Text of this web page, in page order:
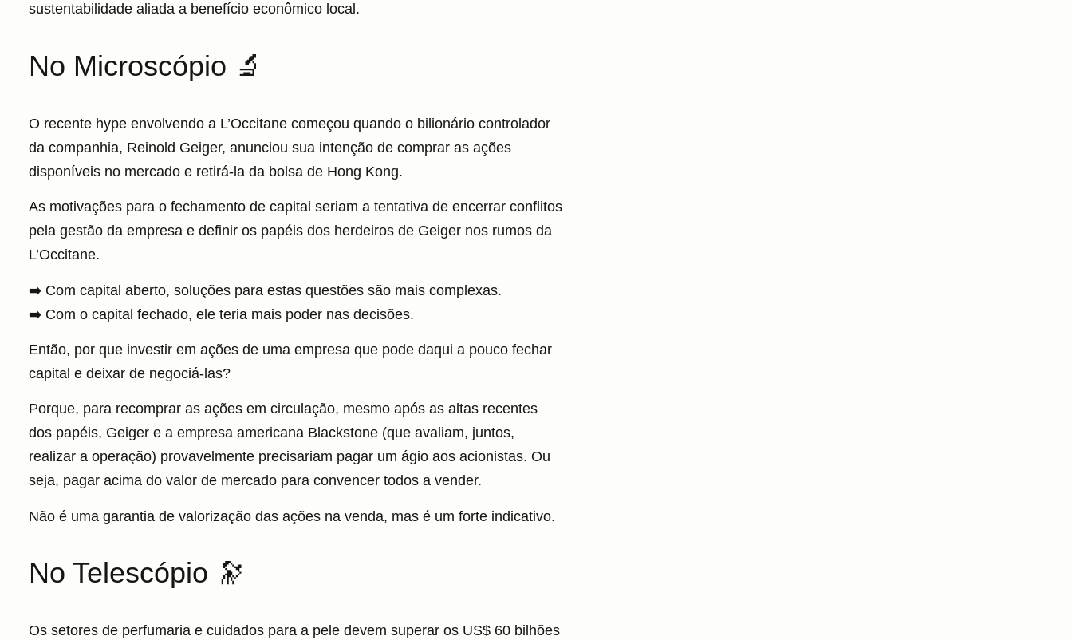
sustentabilidade aliada a benefício econômico local.
No Microscópio 🔬
O recente hype envolvendo a L’Occitane começou quando o bilionário controlador
da companhia, Reinold Geiger, anunciou sua intenção de comprar as ações
disponíveis no mercado e retirá-la da bolsa de Hong Kong.
As motivações para o fechamento de capital seriam a tentativa de encerrar conflitos
pela gestão da empresa e definir os papéis dos herdeiros de Geiger nos rumos da
L’Occitane.
➡️ Com capital aberto, soluções para estas questões são mais complexas.
➡️ Com o capital fechado, ele teria mais poder nas decisões.
Então, por que investir em ações de uma empresa que pode daqui a pouco fechar
capital e deixar de negociá-las?
Porque, para recomprar as ações em circulação, mesmo após as altas recentes
dos papéis, Geiger e a empresa americana Blackstone (que avaliam, juntos,
realizar a operação) provavelmente precisariam pagar um ágio aos acionistas. Ou
seja, pagar acima do valor de mercado para convencer todos a vender.
Não é uma garantia de valorização das ações na venda, mas é um forte indicativo.
No Telescópio 🔭
Os setores de perfumaria e cuidados para a pele devem superar os US$ 60 bilhões